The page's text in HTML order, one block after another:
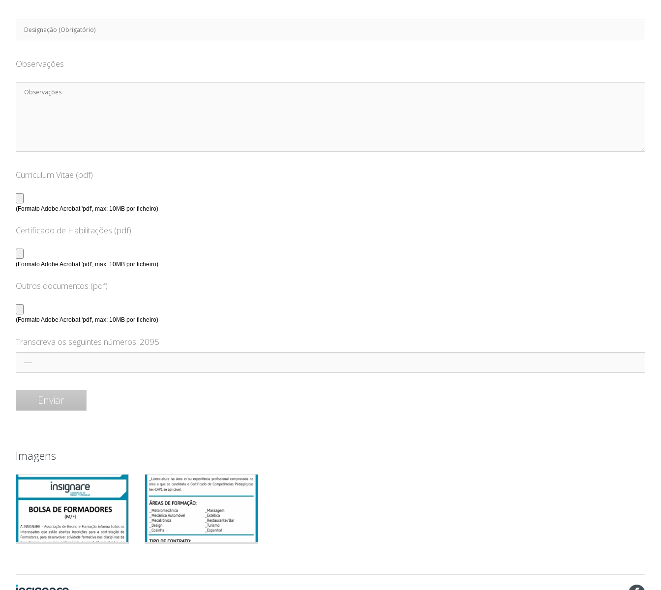
Observações
Curriculum Vitae (pdf)
(Formato Adobe Acrobat 'pdf', max: 10MB por ficheiro)
Certificado de Habilitações (pdf)
(Formato Adobe Acrobat 'pdf', max: 10MB por ficheiro)
Outros documentos (pdf)
(Formato Adobe Acrobat 'pdf', max: 10MB por ficheiro)
Transcreva os seguintes números: 2095
Imagens